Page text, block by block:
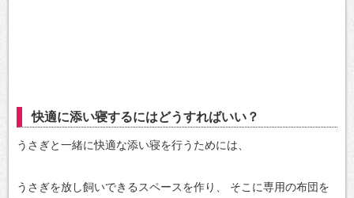
快適に添い寝するにはどうすればいい？
うさぎと一緒に快適な添い寝を行うためには、
うさぎを放し飼いできるスペースを作り、
そこに専用の布団を